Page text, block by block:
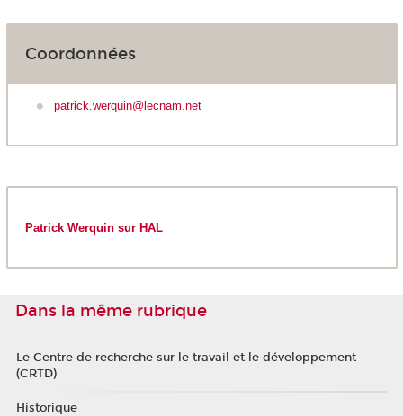
Coordonnées
patrick.werquin@lecnam.net
Patrick Werquin sur HAL
Dans la même rubrique
Le Centre de recherche sur le travail et le développement
(CRTD)
Historique